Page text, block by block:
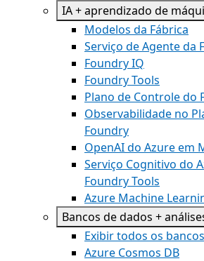
IA + aprendizado de
Modelos da Fábrica
Serviço de Agente da
Foundry IQ
Foundry Tools
Plano de Controle do
Observabilidade no
Foundry
OpenAI do Azure em
Serviço Cognitivo do
Foundry Tools
Azure Machine
Bancos de dados +
Exibir todos os
Azure Cosmos DB